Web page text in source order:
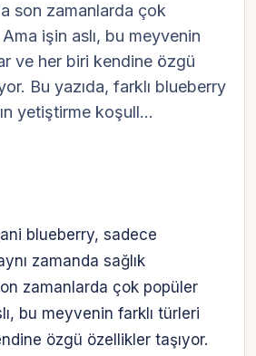
son zamanlarda çok
işin aslı, bu meyvenin
ve her biri kendine özgü
Bu yazıda, farklı blueberry
yetiştirme koşull…
blueberry, sadece
zamanda sağlık
zamanlarda çok popüler
bu meyvenin farklı türleri
özgü özellikler taşıyor.